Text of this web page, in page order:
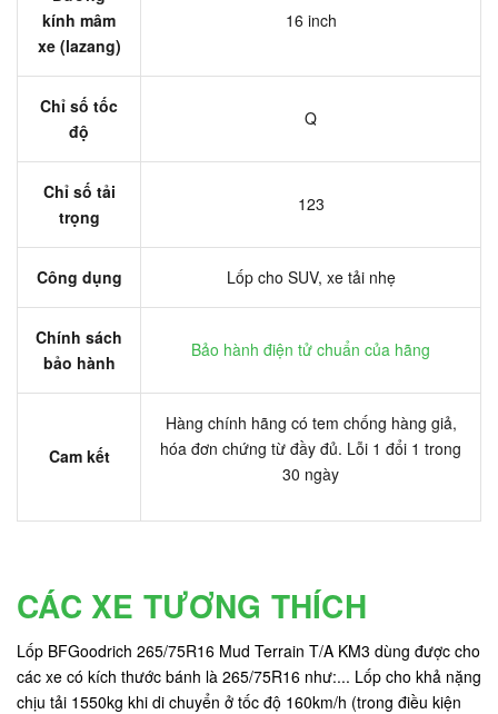
kính mâm
xe (lazang)
16 inch
Chỉ số tốc
độ
Q
Chỉ số tải
trọng
123
Công dụng Lốp cho SUV, xe tải nhẹ
Chính sách
bảo hành
Bảo hành điện tử chuẩn của hãng
Cam kết
Hàng chính hãng có tem chống hàng giả,
hóa đơn chứng từ đầy đủ. Lỗi 1 đổi 1 trong
30 ngày
CÁC XE TƯƠNG THÍCH
Lốp BFGoodrich 265/75R16 Mud Terrain T/A KM3 dùng được cho
các xe có kích thước bánh là 265/75R16 như:... Lốp cho khả nặng
chịu tải 1550kg khi di chuyển ở tốc độ 160km/h (trong điều kiện